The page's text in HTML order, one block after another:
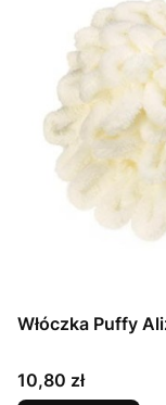
Włóczka Puffy
Cena
10,80 zł